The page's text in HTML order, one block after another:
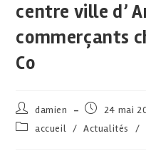
centre ville d’
commerçants
Co
damien
24 mai
accueil / Actualités /